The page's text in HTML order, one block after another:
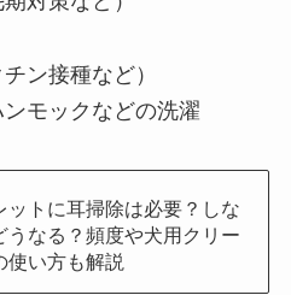
ン接種など）
モックなどの洗濯
ットに耳掃除は必要？しな
うなる？頻度や犬用クリー
使い方も解説